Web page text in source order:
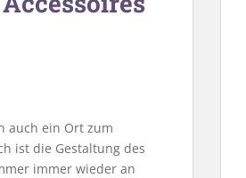
auch ein Ort zum
ist die Gestaltung des
immer wieder an